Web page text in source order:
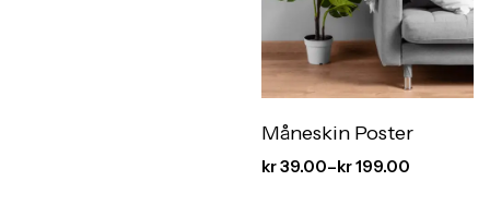
Måneskin Poster
kr39.00–kr199.00